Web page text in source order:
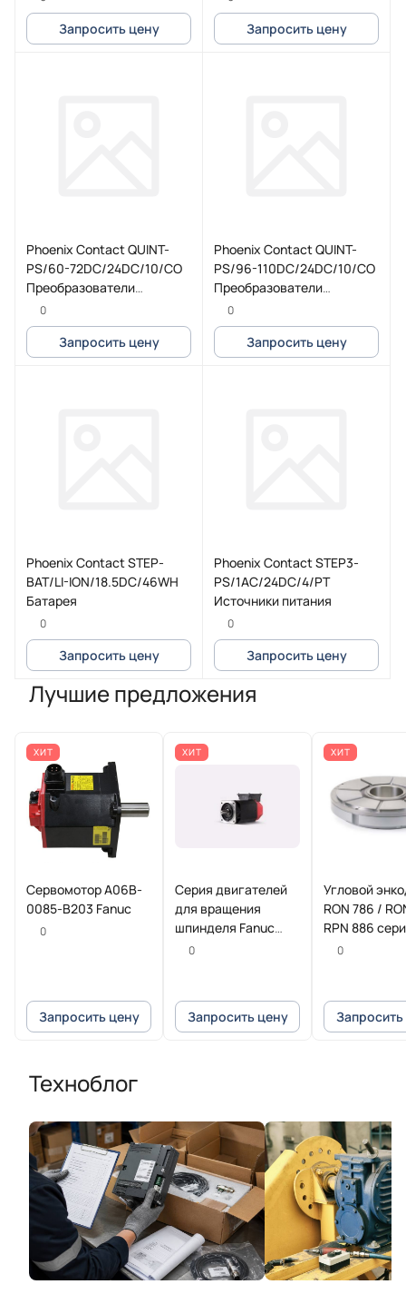
Запросить цену Запросить цену
Phoenix Contact QUINT-
PS/60-72DC/24DC/10/CO
Преобразователи
постоянного тока, с
защитной лакировкой
0
Запросить цену
Phoenix Contact QUINT-
PS/96-110DC/24DC/10/CO
Преобразователи
постоянного тока, с
защитной лакировкой
0
Запросить цену
Phoenix Contact STEP-
BAT/LI-ION/18.5DC/46WH
Батарея
0
Запросить цену
Phoenix Contact STEP3-
PS/1AC/24DC/4/PT
Источники питания
0
Запросить цену
Лучшие предложения
ХИТ
Сервомотор A06B-
0085-B203 Fanuc
0
Запросить цену
ХИТ
Серия двигателей
для вращения
шпинделя Fanuc
Beta iI
0
Запросить цену
ХИТ
Угловой
RON 786 /
RPN 886
HEIDENHAIN
0
Техноблог